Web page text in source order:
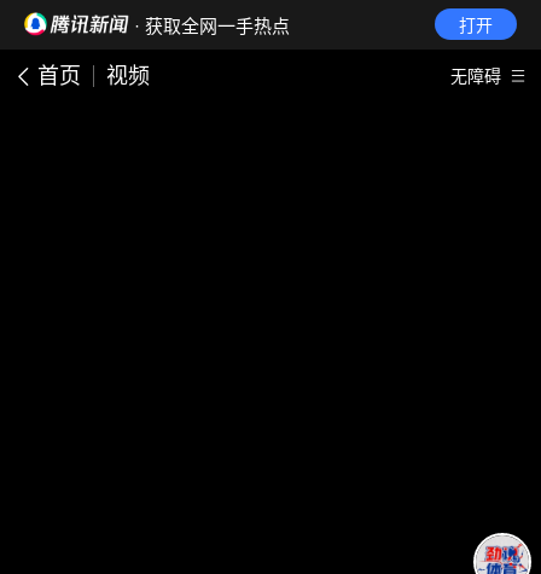
· 获取全网一手热点 打开
首页 视频 无障碍